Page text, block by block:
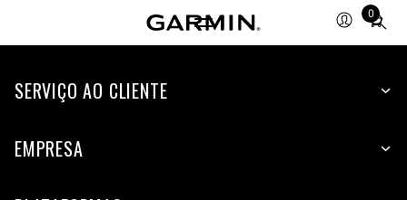
0
Total
items
cart:
SERVIÇO AO CLIENTE
EMPRESA